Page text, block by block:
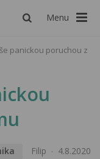
Menu
panickou poruchou z
Filip 4.8.2020